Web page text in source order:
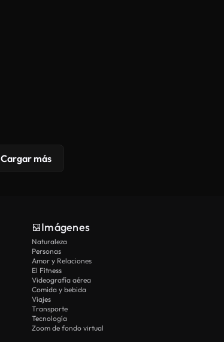
Cargar más
Imágenes
Naturaleza
Personas
Amor y Relaciones
El Fitness
Videografía aérea
Comida y bebida
Viajes
Transporte
Tecnología
Zoom de fondo virtual